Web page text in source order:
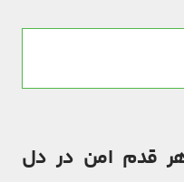
قدم امن در دل